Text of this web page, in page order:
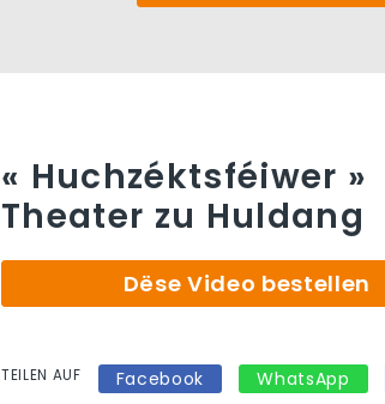
« Huchzéktsféiwer »
Theater zu Huldang
Dëse Video bestellen
TEILEN AUF Facebook WhatsApp